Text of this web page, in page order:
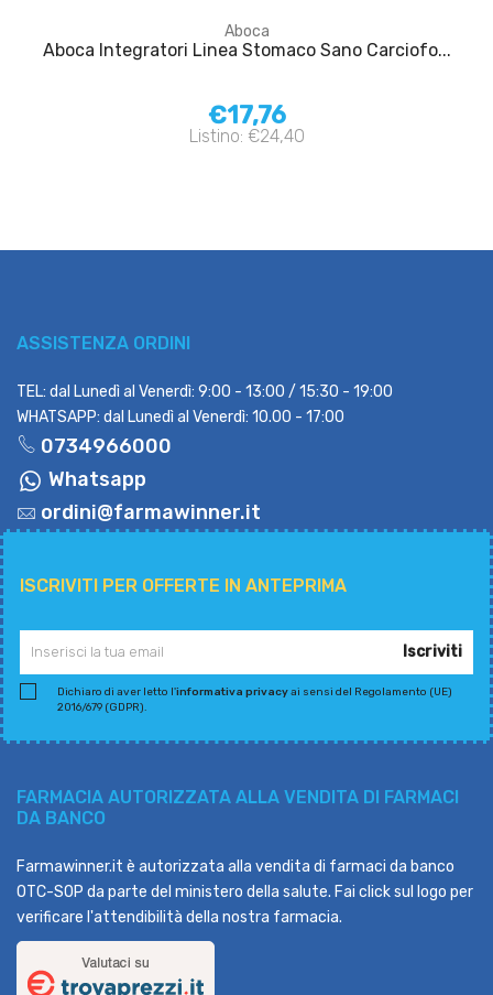
Aboca
Aboca Integratori Linea Stomaco Sano Carciofo...
€17,76
Listino: €24,40
ASSISTENZA ORDINI
TEL: dal Lunedì al Venerdì: 9:00 - 13:00 / 15:30 - 19:00
WHATSAPP: dal Lunedì al Venerdì: 10.00 - 17:00
0734966000
Whatsapp
ordini@farmawinner.it
ISCRIVITI PER OFFERTE IN ANTEPRIMA
Iscriviti
Dichiaro di aver letto l'informativa privacyai sensi del Regolamento (UE)
2016/679 (GDPR).
FARMACIA AUTORIZZATA ALLA VENDITA DI FARMACI
DA BANCO
Farmawinner.it è autorizzata alla vendita di farmaci da banco
OTC-SOP da parte del ministero della salute. Fai click sul logo per
verificare l'attendibilità della nostra farmacia.